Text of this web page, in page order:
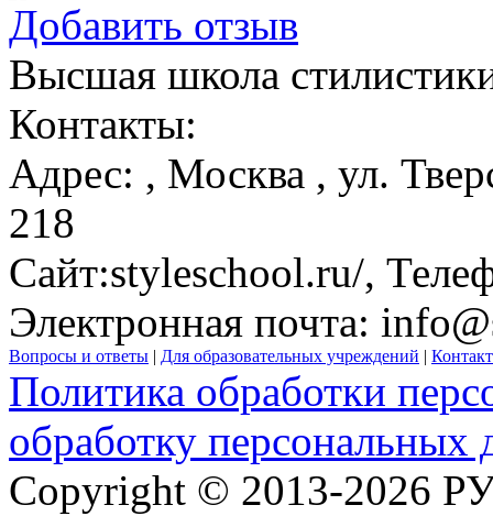
Добавить отзыв
Высшая школа
Контакты:
Адрес: , Москва , ул.
218
Сайт:styleschool.ru/,
Электронная почта:
Вопросы и ответы | Для образовательных учреждений |
Политика обработки
обработку персональных
Copyright © 2013-2026